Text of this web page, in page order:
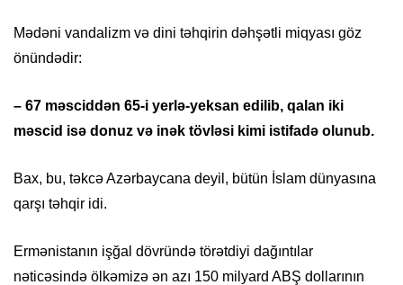
Mədəni vandalizm və dini təhqirin dəhşətli miqyası göz
önündədir:
– 67 məsciddən 65-i yerlə-yeksan edilib, qalan iki
məscid isə donuz və inək tövləsi kimi istifadə olunub.
Bax, bu, təkcə Azərbaycana deyil, bütün İslam dünyasına
qarşı təhqir idi.
Ermənistanın işğal dövründə törətdiyi dağıntılar
nəticəsində ölkəmizə ən azı 150 milyard ABŞ dollarının